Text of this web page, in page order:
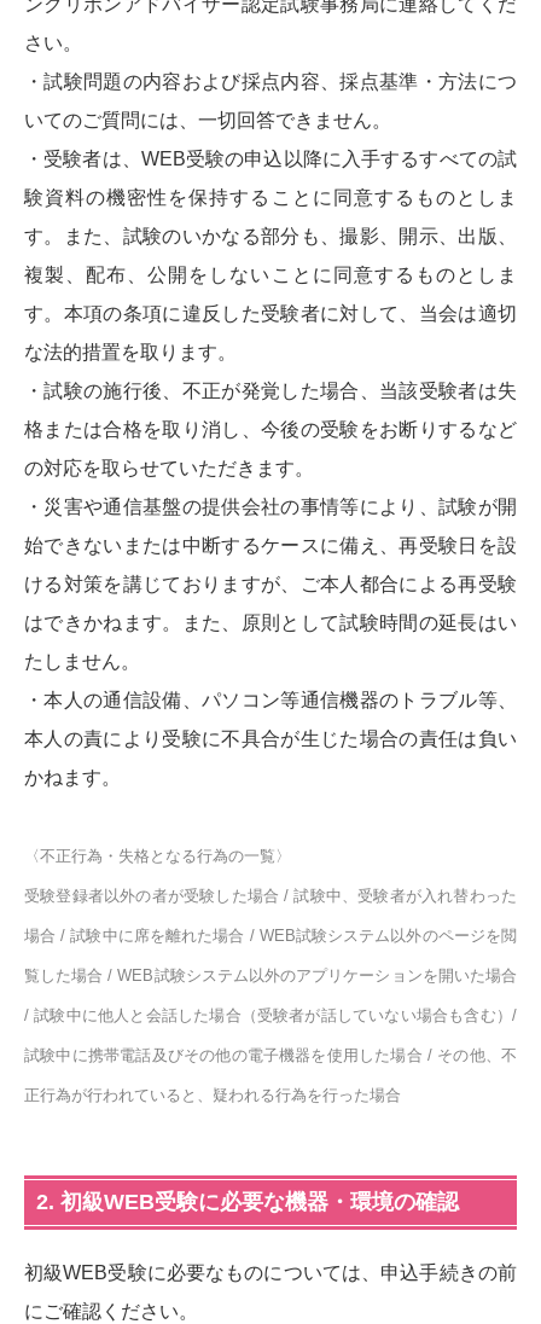
さい。
・試験問題の内容および採点内容、採点基準・方法につ
いてのご質問には、一切回答できません。
・受験者は、WEB受験の申込以降に入手するすべての試
験資料の機密性を保持することに同意するものとしま
す。また、試験のいかなる部分も、撮影、開示、出版、
複製、配布、公開をしないことに同意するものとしま
す。本項の条項に違反した受験者に対して、当会は適切
な法的措置を取ります。
・試験の施行後、不正が発覚した場合、当該受験者は失
格または合格を取り消し、今後の受験をお断りするなど
の対応を取らせていただきます。
・災害や通信基盤の提供会社の事情等により、試験が開
始できないまたは中断するケースに備え、再受験日を設
ける対策を講じておりますが、ご本人都合による再受験
はできかねます。また、原則として試験時間の延長はい
たしません。
・本人の通信設備、パソコン等通信機器のトラブル等、
本人の責により受験に不具合が生じた場合の責任は負い
かねます。
〈不正行為・失格となる行為の一覧〉
受験登録者以外の者が受験した場合 / 試験中、受験者が入れ替わった
場合 / 試験中に席を離れた場合 / WEB試験システム以外のページを閲
覧した場合 / WEB試験システム以外のアプリケーションを開いた場合
/ 試験中に他人と会話した場合（受験者が話していない場合も含む）/
試験中に携帯電話及びその他の電子機器を使用した場合 / その他、不
正行為が行われていると、疑われる行為を行った場合
2. 初級WEB受験に必要な機器・環境の確認
初級WEB受験に必要なものについては、申込手続きの前
にご確認ください。